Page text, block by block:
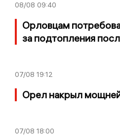
08/08 09:40
Орловцам
за подтопления
07/08 19:12
Орел накрыл
07/08 18:00